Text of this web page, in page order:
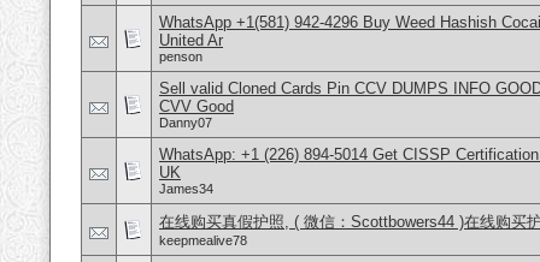
WhatsApp +1(581) 942-4296 Buy Weed Hashish
United Ar
penson
Sell valid Cloned Cards Pin CCV DUMPS INFO
CVV Good
Danny07
WhatsApp: +1 (226) 894-5014​ Get CISSP
UK
James34
在线购买真假护照, ( 微信：Scottbowers44 )在线购买
keepmealive78